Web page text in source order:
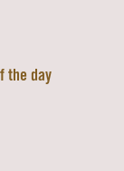
the day